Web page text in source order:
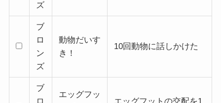
ズ
ブ
ロ
ン
ズ
動物だいす
き！
10回動物に話しかけた
ブ
エッグフッ